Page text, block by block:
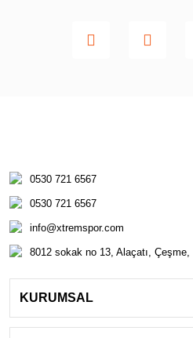
0530 721 6567
0530 721 6567
info@xtremspor.com
8012 sokak no 13, Alaçatı,
KURUMSAL